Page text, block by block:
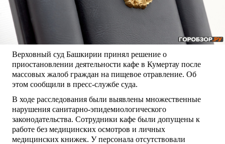
Верховный суд Башкирии принял решение о
приостановлении деятельности кафе в Кумертау после
массовых жалоб граждан на пищевое отравление. Об
этом сообщили в пресс-службе суда.
В ходе расследования были выявлены множественные
нарушения санитарно-эпидемиологического
законодательства. Сотрудники кафе были допущены к
работе без медицинских осмотров и личных
медицинских книжек. У персонала отсутствовали